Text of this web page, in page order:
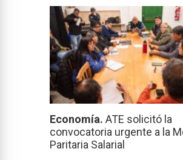
Economía. ATE solicitó la
convocatoria urgente a la
Paritaria Salarial